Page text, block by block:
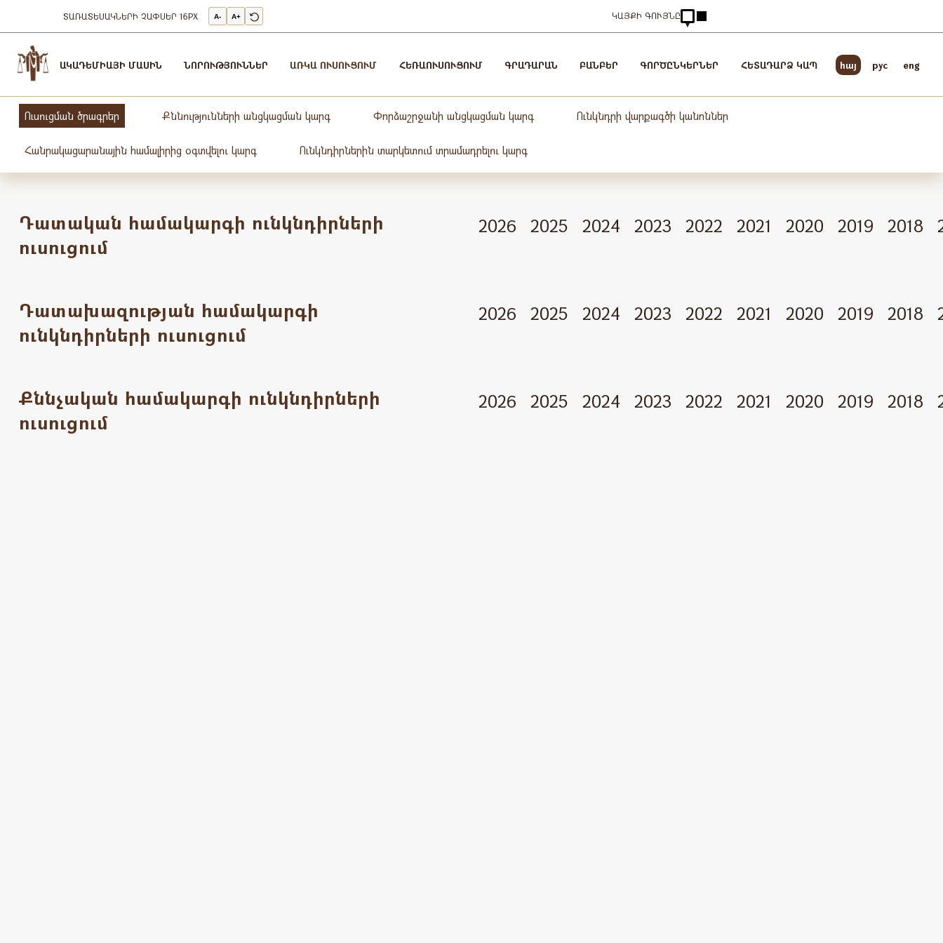
ՏԱՌԱՏԵՍԱԿՆԵՐԻ ՉԱՓՍԵՐ 16PX A- A+ ԿԱՅՔԻ ԳՈՒՅՆԸ
Ակադեմիա
-
ԱԿԱԴԵՄԻԱ
ԱԿԱԴԵՄԻԱՅԻ ՄԱՍԻՆ ՆՈՐՈՒԹՅՈՒՆՆԵՐ ԱՌԿԱ ՈՒՍՈՒՑՈՒՄ ՀԵՌԱՈՒՍՈՒՑՈՒՄ ԳՐԱԴԱՐԱՆ ԲԱՆԲԵՐ ԳՈՐԾԸՆԿԵՐՆԵՐ ՀԵՏԱԴԱՐՁ ԿԱՊ հայ pyc eng
Ուսուցման ծրագրեր Քննությունների անցկացման կարգ Փորձաշրջանի անցկացման կարգ Ունկնդրի վարքագծի կանոններ
Հանրակացարանային համալիրից օգտվելու կարգ Ունկնդիրներին տարկետում տրամադրելու կարգ
Դատական համակարգի ունկնդիրների
ուսուցում
2026 2025 2024 2023 2022 2021 2020 2019 2018
Դատախազության համակարգի
ունկնդիրների ուսուցում
2026 2025 2024 2023 2022 2021 2020 2019 2018
Քննչական համակարգի ունկնդիրների
ուսուցում
2026 2025 2024 2023 2022 2021 2020 2019 2018